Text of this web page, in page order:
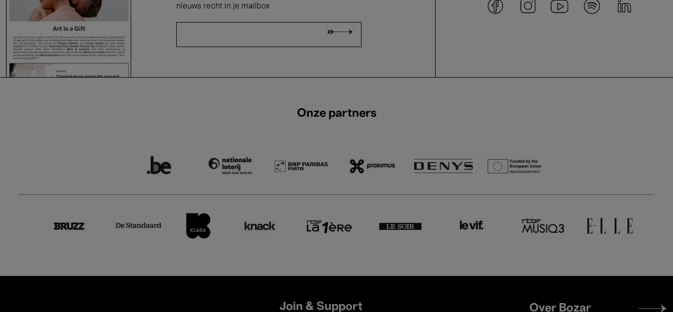
nieuws recht in je mailbox
Onze partners
Join & Support
Footer
Over Bozar